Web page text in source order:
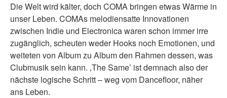
Die Welt wird kälter, doch COMA bringen etwas Wärme in
unser Leben. COMAs melodiensatte Innovationen
zwischen Indie und Electronica waren schon immer irre
zugänglich, scheuten weder Hooks noch Emotionen, und
weiteten von Album zu Album den Rahmen dessen, was
Clubmusik sein kann. ‚The Same’ ist demnach also der
nächste logische Schritt – weg vom Dancefloor, näher
ans Leben.